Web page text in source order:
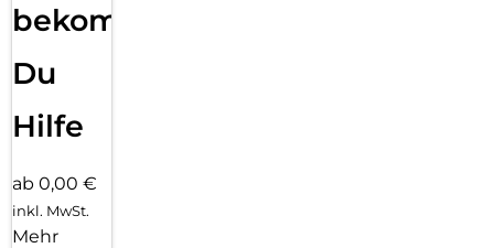
bekommst
Du
Hilfe
ab 0,00 €
inkl. MwSt.
Mehr